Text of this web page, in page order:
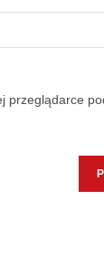
przeglądarce